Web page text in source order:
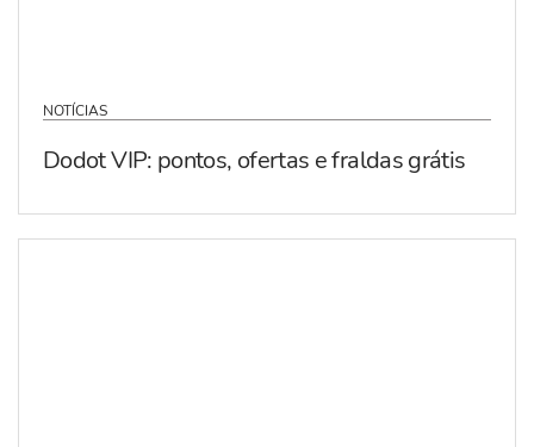
NOTÍCIAS
Dodot VIP: pontos, ofertas e fraldas grátis